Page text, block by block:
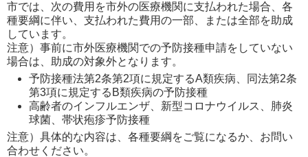
市では、次の費用を市外の医療機関に支払われた場合、各
種要綱に伴い、支払われた費用の一部、または全部を助成
しています。
注意）事前に市外医療機関での予防接種申請をしていない
場合は、助成の対象外となります。
予防接種法第2条第2項に規定するA類疾病、同法第2条
第3項に規定するB類疾病の予防接種
高齢者のインフルエンザ、新型コロナウイルス、肺炎
球菌、帯状疱疹予防接種
注意）具体的な内容は、各種要綱をご覧になるか、お問い
合わせください。